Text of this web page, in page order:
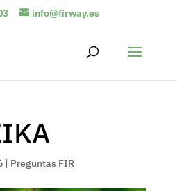
info@firway.es
| Preguntas FIR